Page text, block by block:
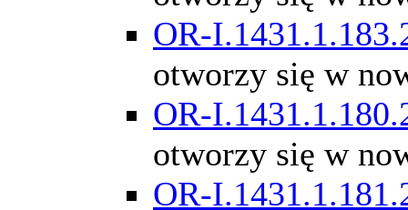
OR-
otworzy się w
OR-
otworzy się w
OR-